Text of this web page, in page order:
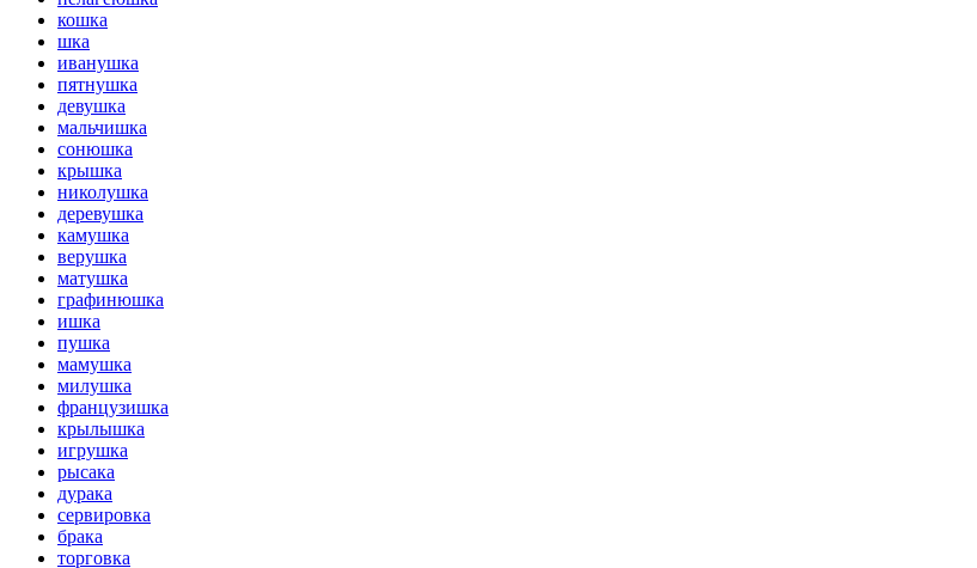
кошка
шка
иванушка
пятнушка
девушка
мальчишка
сонюшка
крышка
николушка
деревушка
камушка
верушка
матушка
графинюшка
ишка
пушка
мамушка
милушка
французишка
крылышка
игрушка
рысака
дурака
сервировка
брака
торговка